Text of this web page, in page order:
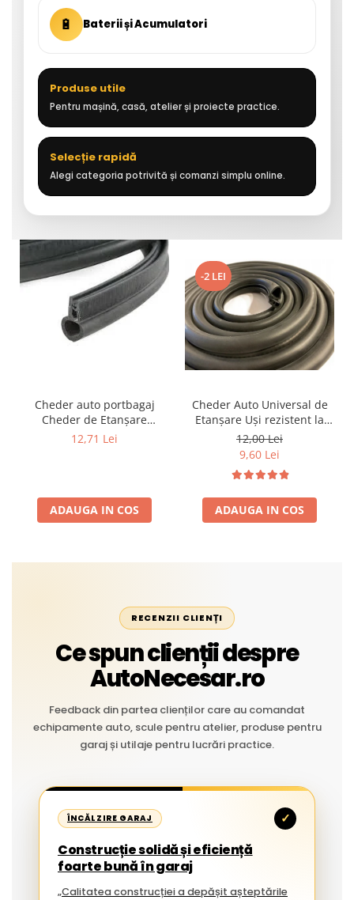
🔋 Baterii și Acumulatori
Produse utile
Pentru mașină, casă, atelier și proiecte practice.
Selecție rapidă
Alegi categoria potrivită și comanzi simplu online.
Cheder auto portbagaj
Cheder de Etanșare
Profesional din Cauciuc -
Liniar
12,71 Lei
ADAUGA IN COS
-2 LEI
Cheder Auto Universal de
Etanșare Uși rezistent la
intemperii, raze UV,
îmbătrânire și temperaturi
extreme
12,00 Lei
9,60 Lei
ADAUGA IN COS
RECENZII CLIENȚI
Ce spun clienții despre
AutoNecesar.ro
Feedback din partea clienților care au comandat
echipamente auto, scule pentru atelier, produse pentru
garaj și utilaje pentru lucrări practice.
ÎNCĂLZIRE GARAJ ✓
Construcție solidă și eficiență
foarte bună în garaj
„Calitatea construcției a depășit așteptările